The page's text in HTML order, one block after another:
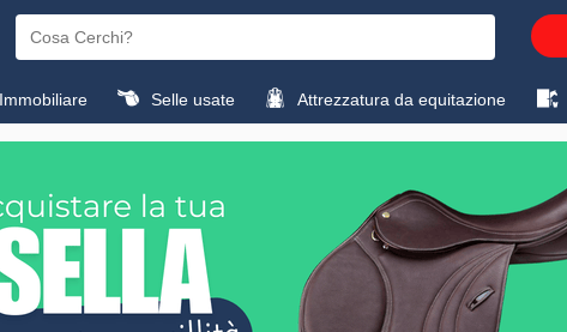
Immobiliare Selle usate Attrezzatura da equitazione